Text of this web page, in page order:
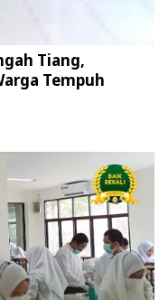
Tiang,
Tempuh